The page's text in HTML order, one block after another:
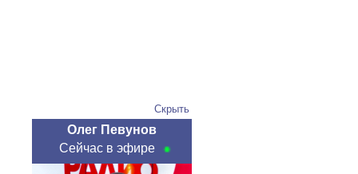
Скрыть
Олег Певунов
Сейчас в эфире